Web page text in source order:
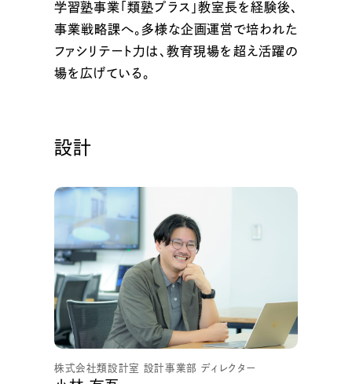
学習塾事業「類塾プラス」教室長を経験後、
事業戦略課へ。多様な企画運営で培われた
ファシリテート力は、教育現場を超え活躍の
場を広げている。
設計
株式会社類設計室 設計事業部 ディレクター